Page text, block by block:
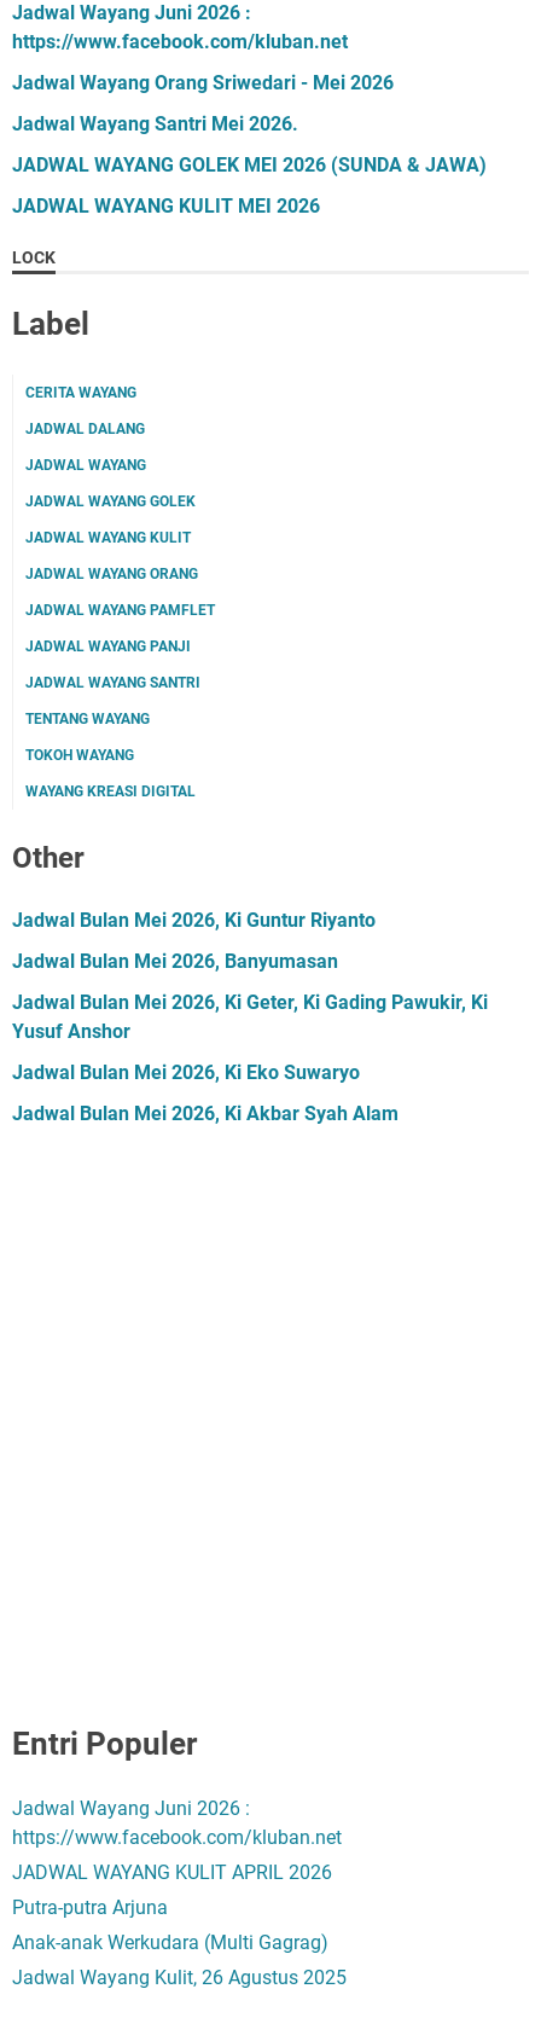
Jadwal Wayang Juni 2026 :
https://www.facebook.com/kluban.net
Jadwal Wayang Orang Sriwedari - Mei 2026
Jadwal Wayang Santri Mei 2026.
JADWAL WAYANG GOLEK MEI 2026 (SUNDA & JAWA)
JADWAL WAYANG KULIT MEI 2026
LOCK
Label
CERITA WAYANG
JADWAL DALANG
JADWAL WAYANG
JADWAL WAYANG GOLEK
JADWAL WAYANG KULIT
JADWAL WAYANG ORANG
JADWAL WAYANG PAMFLET
JADWAL WAYANG PANJI
JADWAL WAYANG SANTRI
TENTANG WAYANG
TOKOH WAYANG
WAYANG KREASI DIGITAL
Other
Jadwal Bulan Mei 2026, Ki Guntur Riyanto
Jadwal Bulan Mei 2026, Banyumasan
Jadwal Bulan Mei 2026, Ki Geter, Ki Gading Pawukir, Ki
Yusuf Anshor
Jadwal Bulan Mei 2026, Ki Eko Suwaryo
Jadwal Bulan Mei 2026, Ki Akbar Syah Alam
Entri Populer
Jadwal Wayang Juni 2026 :
https://www.facebook.com/kluban.net
JADWAL WAYANG KULIT APRIL 2026
Putra-putra Arjuna
Anak-anak Werkudara (Multi Gagrag)
Jadwal Wayang Kulit, 26 Agustus 2025